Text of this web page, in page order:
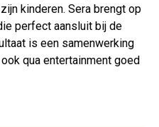
kinderen. Sera brengt op
perfect aansluit bij de
is een samenwerking
qua entertainment goed